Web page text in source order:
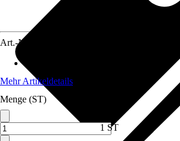
Art.-Nr.
Mehr Artikeldetails
Menge (ST)
1 ST